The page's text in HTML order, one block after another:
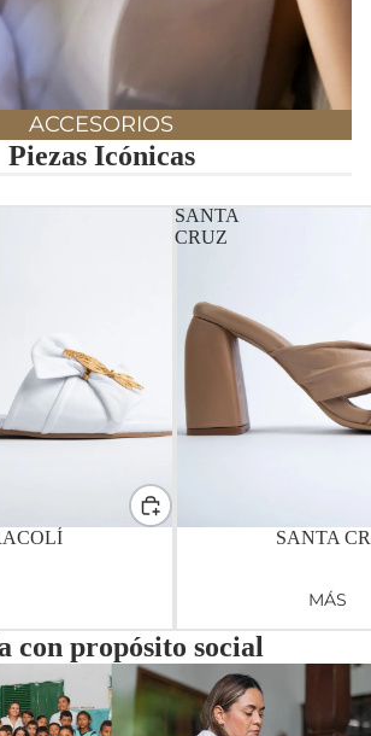
MÁS
ACCESORIOS
Piezas Icónicas
SANTA
CRUZ
SANTA
con propósito social